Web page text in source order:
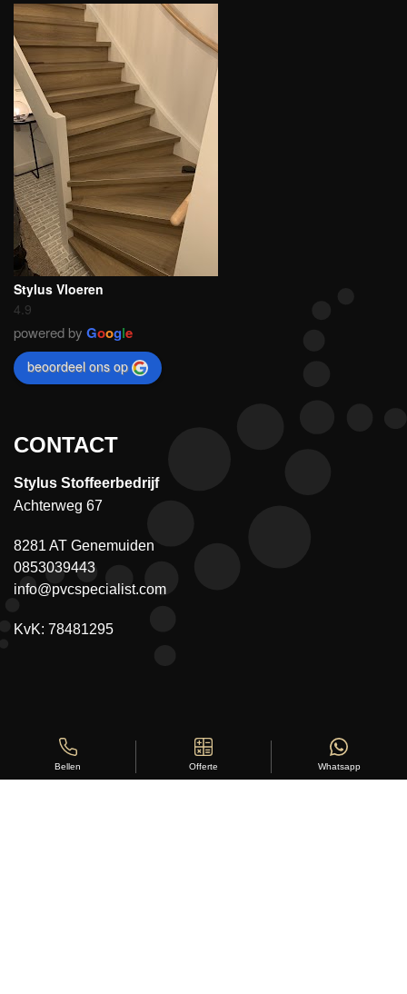
Stylus Vloeren
4.9
powered by Google
beoordeel ons op
CONTACT
Stylus Stoffeerbedrijf
Achterweg 67
8281 AT Genemuiden
0853039443
info@pvcspecialist.com
KvK: 78481295
Bellen Offerte Whatsapp